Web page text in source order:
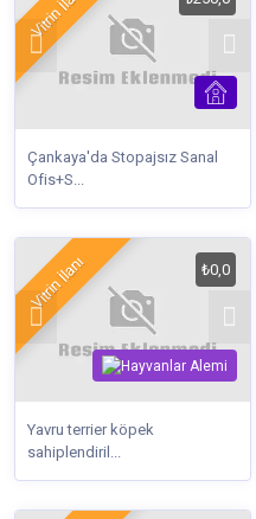
Çankaya'da Stopajsız Sanal
Ofis+S...
Vitrin İlanı ₺0,0
Yavru terrier köpek
sahiplendiril...